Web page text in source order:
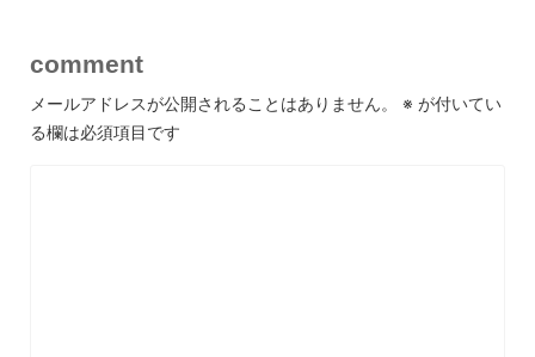
comment
メールアドレスが公開されることはありません。 ※ が付いてい
る欄は必須項目です